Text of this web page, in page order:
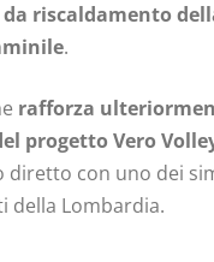
riscaldamento
.
rafforza
progetto Vero
diretto con uno dei
della Lombardia.